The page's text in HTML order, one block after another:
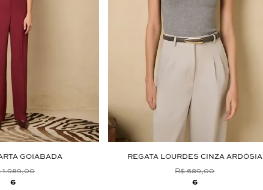
GOIABADA
1.989,00
6
REGATA LOURDES CINZA ARDÓSIA
R$ 689,00
6